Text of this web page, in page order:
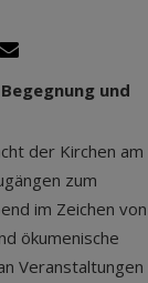
und
der Kirchen am
zum
im Zeichen von
ökumenische
Veranstaltungen